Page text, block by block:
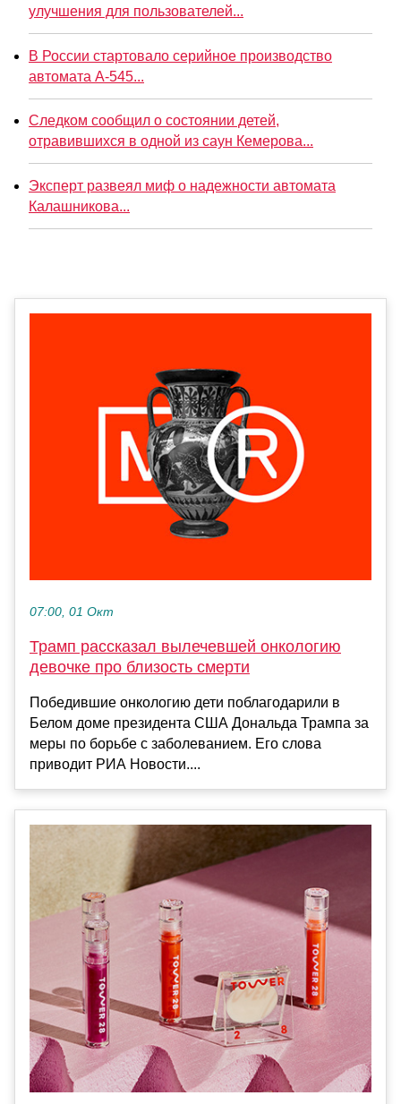
улучшения для пользователей...
В России стартовало серийное производство
автомата А-545...
Следком сообщил о состоянии детей,
отравившихся в одной из саун Кемерова...
Эксперт развеял миф о надежности автомата
Калашникова...
07:00, 01 Окт
Трамп рассказал вылечевшей онкологию
девочке про близость смерти
Победившие онкологию дети поблагодарили в
Белом доме президента США Дональда Трампа за
меры по борьбе с заболеванием. Его слова
приводит РИА Новости....